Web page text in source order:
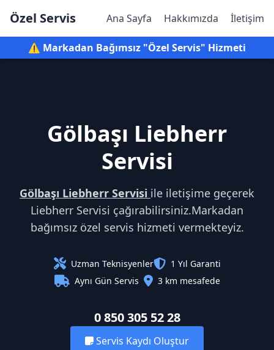
Özel Servis Ana Sayfa Hakkımızda İletişim
⚠️ Markadan Bağımsız "Özel Servis" Hizmeti
Gölbaşı Liebherr
Servisi
Gölbaşı Liebherr Servisi ile iletişime geçerek
Liebherr Servisi çağırabilirsiniz.Markadan
bağımsız özel servis hizmeti vermekteyiz.
Uzman Teknisyenler
1 Yıl Garanti
Aynı Gün Servis
3 km mesafede
0 850 305 52 28
Servis Kaydı Oluştur